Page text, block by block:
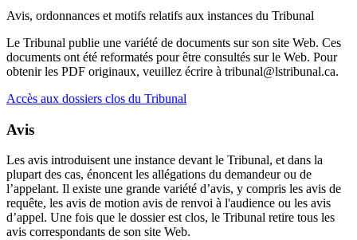
Avis, ordonnances et motifs relatifs aux instances du Tribunal
Le Tribunal publie une variété de documents sur son site Web. Ces
documents ont été reformatés pour être consultés sur le Web. Pour
obtenir les PDF originaux, veuillez écrire à tribunal@lstribunal.ca.
Accès aux dossiers clos du Tribunal
Avis
Les avis introduisent une instance devant le Tribunal, et dans la
plupart des cas, énoncent les allégations du demandeur ou de
l’appelant. Il existe une grande variété d’avis, y compris les avis de
requête, les avis de motion avis de renvoi à l'audience ou les avis
d’appel. Une fois que le dossier est clos, le Tribunal retire tous les
avis correspondants de son site Web.